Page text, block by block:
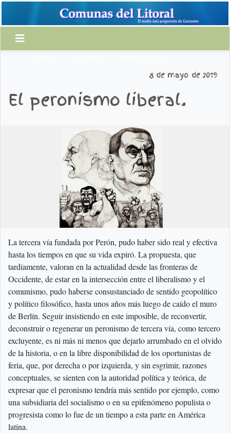
8 de mayo de 2019
El peronismo liberal.
La tercera vía fundada por Perón, pudo haber sido real y efectiva
hasta los tiempos en que su vida expiró. La propuesta, que
tardíamente, valoran en la actualidad desde las fronteras de
Occidente, de estar en la intersección entre el liberalismo y el
comunismo, pudo haberse consustanciado de sentido geopolítico
y político filosófico, hasta unos años más luego de caído el muro
de Berlín. Seguir insistiendo en este imposible, de reconvertir,
deconstruir o regenerar un peronismo de tercera vía, como tercero
excluyente, es ni más ni menos que dejarlo arrumbado en el olvido
de la historia, o en la libre disponibilidad de los oportunistas de
feria, que, por derecha o por izquierda, y sin esgrimir, razones
conceptuales, se sienten con la autoridad política y teórica, de
expresar que el peronismo tendría más sentido por ejemplo, como
una subsidiaria del socialismo o en su epifenómeno populista o
progresista como lo fue de un tiempo a esta parte en América
latina.